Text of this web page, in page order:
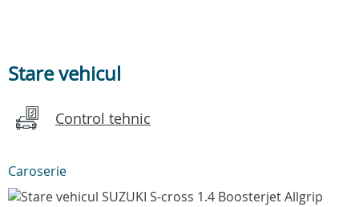
Stare vehicul
Control tehnic
Caroserie